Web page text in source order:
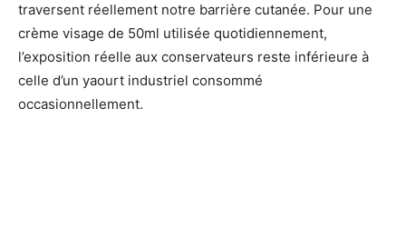
traversent réellement notre barrière cutanée. Pour une
crème visage de 50ml utilisée quotidiennement,
l’exposition réelle aux conservateurs reste inférieure à
celle d’un yaourt industriel consommé
occasionnellement.